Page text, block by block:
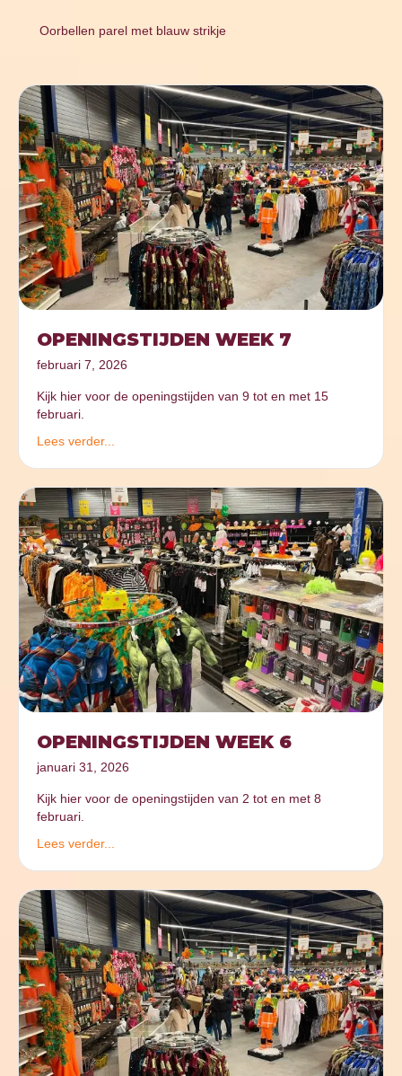
Oorbellen parel met blauw strikje
OPENINGSTIJDEN WEEK 7
februari 7, 2026
Kijk hier voor de openingstijden van 9 tot en met 15
februari.
Lees verder...
OPENINGSTIJDEN WEEK 6
januari 31, 2026
Kijk hier voor de openingstijden van 2 tot en met 8
februari.
Lees verder...